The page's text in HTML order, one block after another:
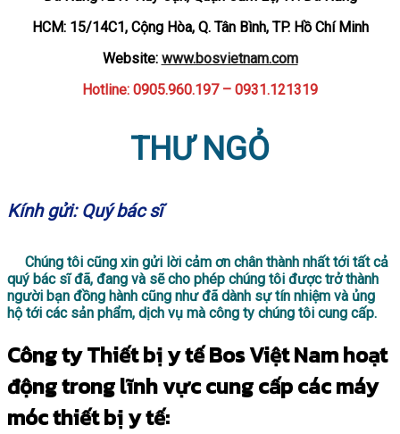
HCM: 15/14C1, Cộng Hòa, Q. Tân Bình, TP. Hồ Chí Minh
Website: www.bosvietnam.com
Hotline: 0905.960.197 – 0931.121319
THƯ NGỎ
Kính gửi: Quý bác sĩ
Chúng tôi cũng xin gửi lời cảm ơn chân thành nhất tới tất cả
quý bác sĩ đã, đang và sẽ cho phép chúng tôi được trở thành
người bạn đồng hành cũng như đã dành sự tín nhiệm và ủng
hộ tới các sản phẩm, dịch vụ mà công ty chúng tôi cung cấp.
Công ty Thiết bị y tế Bos Việt Nam hoạt
động trong lĩnh vực cung cấp các máy
móc thiết bị y tế: